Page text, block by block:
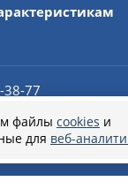
38-77
spb.ru
,
файлы cookies и
для веб-